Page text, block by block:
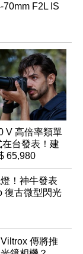
F2L IS
V 高倍率類單
在台發表！建
65,980
！神牛發表
復古微型閃光
傳將推